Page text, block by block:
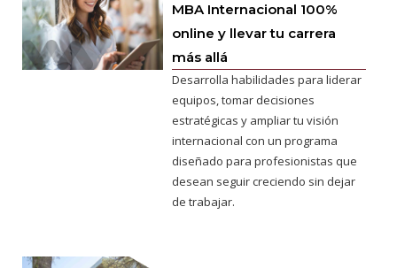
MBA Internacional 100%
online y llevar tu carrera
más allá
Desarrolla habilidades para liderar
equipos, tomar decisiones
estratégicas y ampliar tu visión
internacional con un programa
diseñado para profesionistas que
desean seguir creciendo sin dejar
de trabajar.